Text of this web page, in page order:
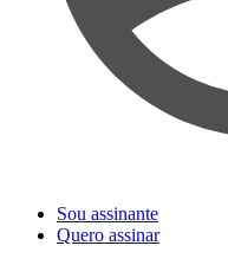
Sou assinante
Quero assinar